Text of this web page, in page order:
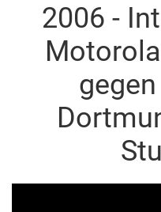
2006 -